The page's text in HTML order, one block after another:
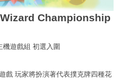
Championship
遊戲組 初選入圍
戲 玩家將扮演著代表撲克牌四種花